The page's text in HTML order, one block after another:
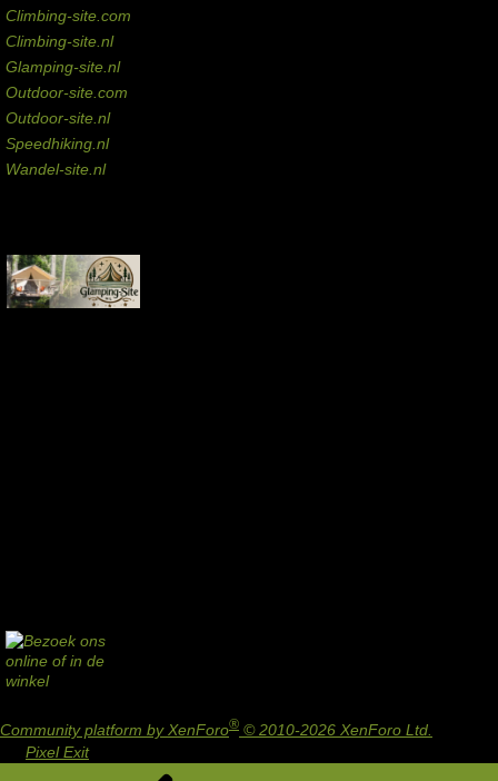
Climbing-site.com
Climbing-site.nl
Glamping-site.nl
Outdoor-site.com
Outdoor-site.nl
Speedhiking.nl
Wandel-site.nl
Community platform by XenForo® © 2010-2026 XenForo Ltd.
Pixel Exit